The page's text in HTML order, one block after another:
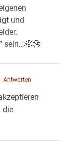
und
sein…🫡🤥
- Antworten
die